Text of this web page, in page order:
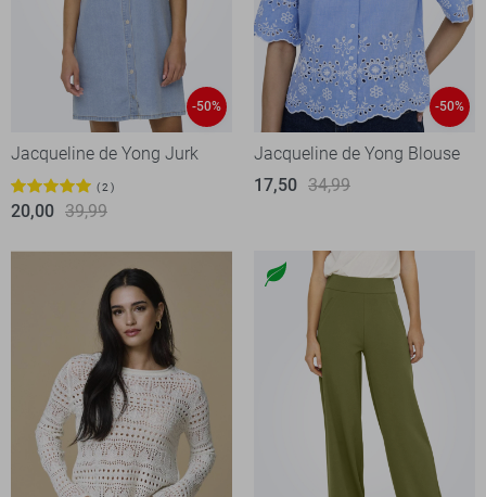
-50%
Jacqueline de Yong Jurk
2
20,00 39,99
-50%
Jacqueline de Yong Blouse
17,50 34,99